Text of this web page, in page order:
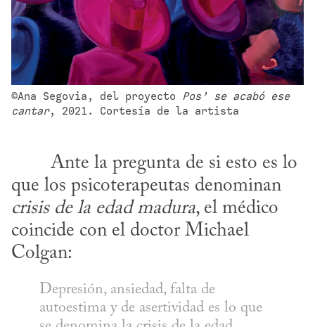
©Ana Segovia, del proyecto Pos’ se acabó ese
cantar, 2021. Cortesía de la artista
crisis de la edad madura, el médico
coincide con el doctor Michael
Colgan:
Depresión, ansiedad, falta de
autoestima y de asertividad es lo que